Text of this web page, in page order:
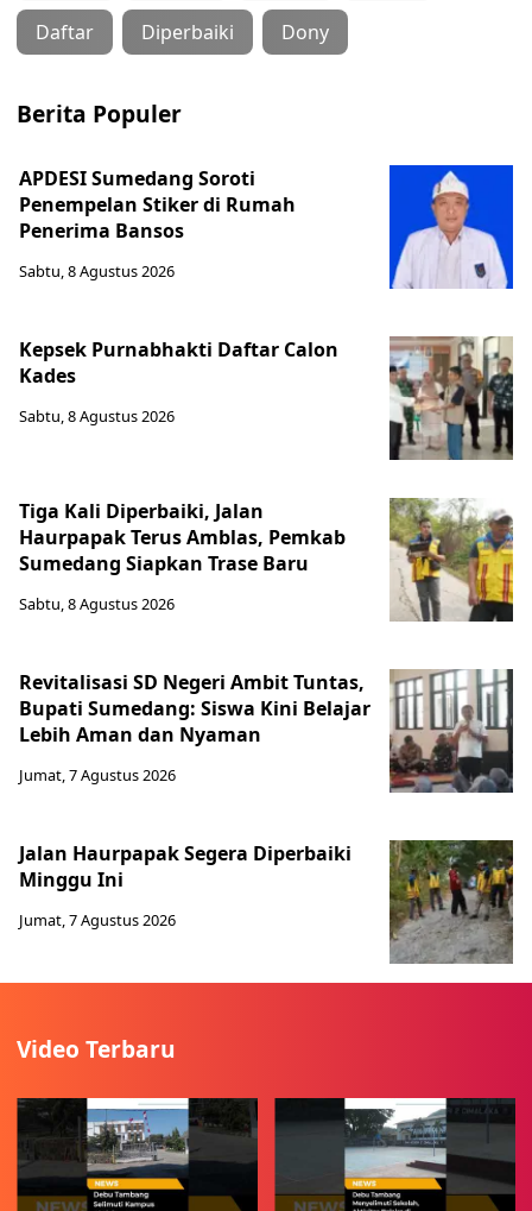
Daftar Diperbaiki Dony
Berita Populer
APDESI Sumedang Soroti
Penempelan Stiker di Rumah
Penerima Bansos
Sabtu, 8 Agustus 2026
Kepsek Purnabhakti Daftar Calon
Kades
Sabtu, 8 Agustus 2026
Tiga Kali Diperbaiki, Jalan
Haurpapak Terus Amblas, Pemkab
Sumedang Siapkan Trase Baru
Sabtu, 8 Agustus 2026
Revitalisasi SD Negeri Ambit Tuntas,
Bupati Sumedang: Siswa Kini Belajar
Lebih Aman dan Nyaman
Jumat, 7 Agustus 2026
Jalan Haurpapak Segera Diperbaiki
Minggu Ini
Jumat, 7 Agustus 2026
Video Terbaru